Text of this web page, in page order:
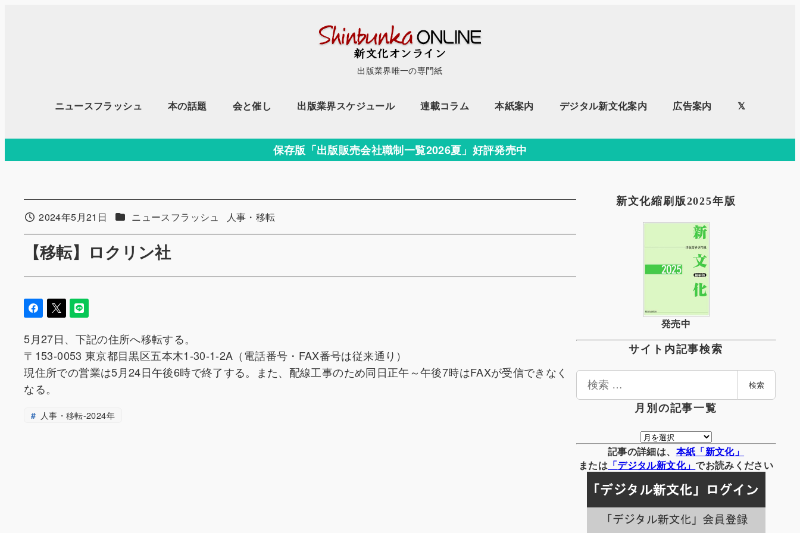
移
出版業界唯一の専門紙
ニュースフラッシュ 本の話題 会と催し 出版業界スケジュール 連載コラム 本紙案内 デジタル新文化案内 広告案内 𝕏
保存版「出版販売会社職制一覧2026夏」好評発売中
【移転】ロクリン社
投稿日2024年5月21日 カテゴリー
ニュースフラッシュ カテゴリー
人事・移転
5月27日、下記の住所へ移転する。
〒153-0053 東京都目黒区五本木1-30-1-2A（電話番号・FAX番号は従来通り）
現住所での営業は5月24日午後6時で終了する。また、配線工事のため同日正午～午後7時はFAXが受信できなく
なる。
人事・移転-2024年
新文化縮刷版2025年版
発売中
サイト内記事検索
検
検索
月別の記事一覧
月
別
の
事
一
覧
記事の詳細は、 本紙「新文化」
または 「デジタル新文化」でお読みください